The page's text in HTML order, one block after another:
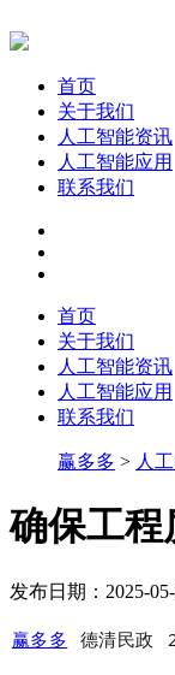
首页
关于我们
人工智能资讯
人工智能应用
联系我们
首页
关于我们
人工智能资讯
人工智能应用
联系我们
赢多多 > 人
确保工程
发布日期：2025-
赢多多 德清民政